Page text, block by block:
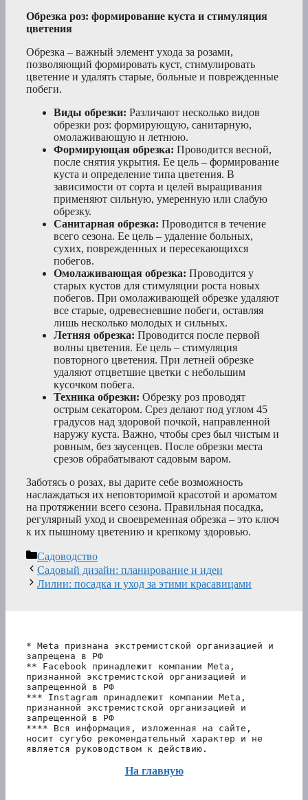
Обрезка роз: формирование куста и стимуляция
цветения
Обрезка – важный элемент ухода за розами,
позволяющий формировать куст, стимулировать
цветение и удалять старые, больные и поврежденные
побеги.
Виды обрезки: Различают несколько видов
обрезки роз: формирующую, санитарную,
омолаживающую и летнюю.
Формирующая обрезка: Проводится весной,
после снятия укрытия. Ее цель – формирование
куста и определение типа цветения. В
зависимости от сорта и целей выращивания
применяют сильную, умеренную или слабую
обрезку.
Санитарная обрезка: Проводится в течение
всего сезона. Ее цель – удаление больных,
сухих, поврежденных и пересекающихся
побегов.
Омолаживающая обрезка: Проводится у
старых кустов для стимуляции роста новых
побегов. При омолаживающей обрезке удаляют
все старые, одревесневшие побеги, оставляя
лишь несколько молодых и сильных.
Летняя обрезка: Проводится после первой
волны цветения. Ее цель – стимуляция
повторного цветения. При летней обрезке
удаляют отцветшие цветки с небольшим
кусочком побега.
Техника обрезки: Обрезку роз проводят
острым секатором. Срез делают под углом 45
градусов над здоровой почкой, направленной
наружу куста. Важно, чтобы срез был чистым и
ровным, без заусенцев. После обрезки места
срезов обрабатывают садовым варом.
Заботясь о розах, вы дарите себе возможность
наслаждаться их неповторимой красотой и ароматом
на протяжении всего сезона. Правильная посадка,
регулярный уход и своевременная обрезка – это ключ
к их пышному цветению и крепкому здоровью.
Рубрики
Садоводство
Садовый дизайн: планирование и идеи
Лилии: посадка и уход за этими красавицами
* Meta признана экстремистской организацией и
запрещена в РФ
** Facebook принадлежит компании Meta,
признанной экстремистской организацией и
запрещенной в РФ
*** Instagram принадлежит компании Meta,
признанной экстремистской организацией и
запрещенной в РФ
**** Вся информация, изложенная на сайте,
носит сугубо рекомендательный характер и не
является руководством к действию.
На главную